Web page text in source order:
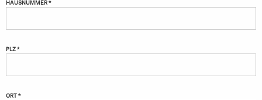
HAUSNUMMER *
PLZ *
ORT *